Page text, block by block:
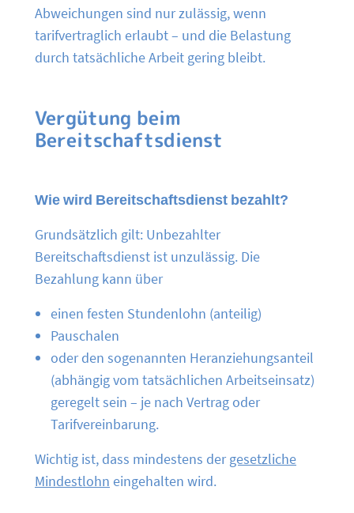
Abweichungen sind nur zulässig, wenn
tarifvertraglich erlaubt – und die Belastung
durch tatsächliche Arbeit gering bleibt.
Vergütung beim
Bereitschaftsdienst
Wie wird Bereitschaftsdienst bezahlt?
Grundsätzlich gilt: Unbezahlter
Bereitschaftsdienst ist unzulässig. Die
Bezahlung kann über
einen festen Stundenlohn (anteilig)
Pauschalen
oder den sogenannten Heranziehungsanteil
(abhängig vom tatsächlichen Arbeitseinsatz)
geregelt sein – je nach Vertrag oder
Tarifvereinbarung.
Wichtig ist, dass mindestens dergesetzliche
Mindestlohn eingehalten wird.